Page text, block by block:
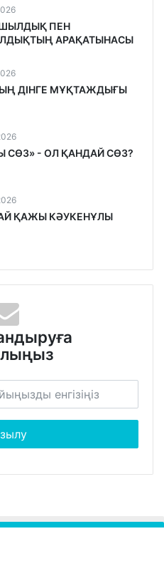
ПЕН
АРАҚАТЫНАСЫ
ДІНГЕ МҰҚТАЖДЫҒЫ
СӨЗ» - ОЛ ҚАНДАЙ СӨЗ?
ҚАЖЫ КӘУКЕНҰЛЫ